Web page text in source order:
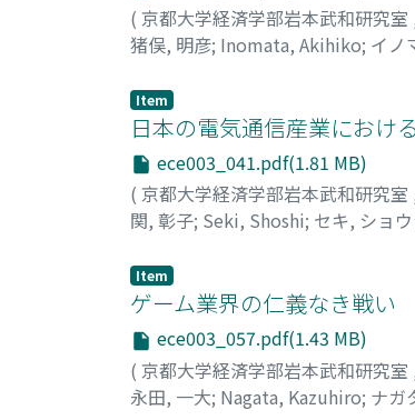
( 京都大学経済学部岩本武和研究室
猪俣, 明彦; Inomata, Akihiko; イノ
Item
日本の電気通信産業におけ
ece003_041.pdf(1.81 MB)
( 京都大学経済学部岩本武和研究室
関, 彰子; Seki, Shoshi; セキ, ショ
Item
ゲーム業界の仁義なき戦い
ece003_057.pdf(1.43 MB)
( 京都大学経済学部岩本武和研究室
永田, 一大; Nagata, Kazuhiro; ナガ